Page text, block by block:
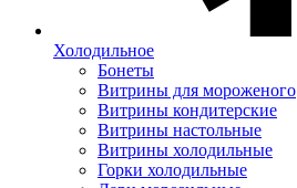
Холодильное
Бонеты
Витрины для мороженого
Витрины кондитерские
Витрины настольные
Витрины холодильные
Горки холодильные